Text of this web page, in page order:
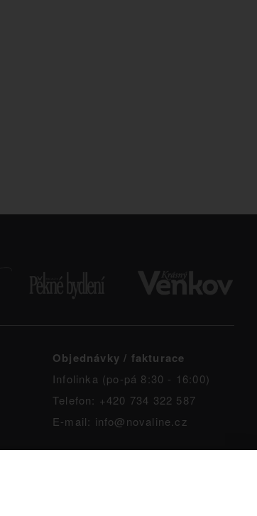
Objednávky / fakturace
Infolinka (po-pá 8:30 - 16:00)
Telefon: +420 734 322 587
E-mail: info@novaline.cz